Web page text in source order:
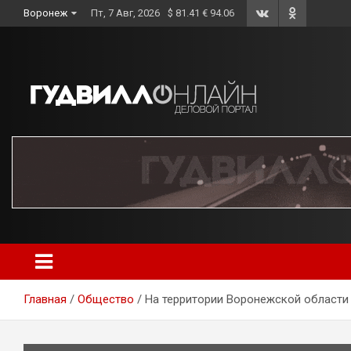
to
Воронеж Пт, 7 Авг, 2026 $ 81.41 € 94.06
Главная Общество На территории Воронежской